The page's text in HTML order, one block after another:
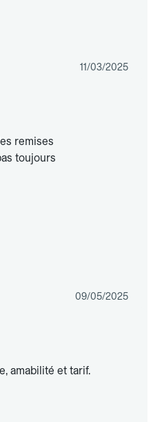
11/03/2025
remises
toujours
09/05/2025
amabilité et tarif.